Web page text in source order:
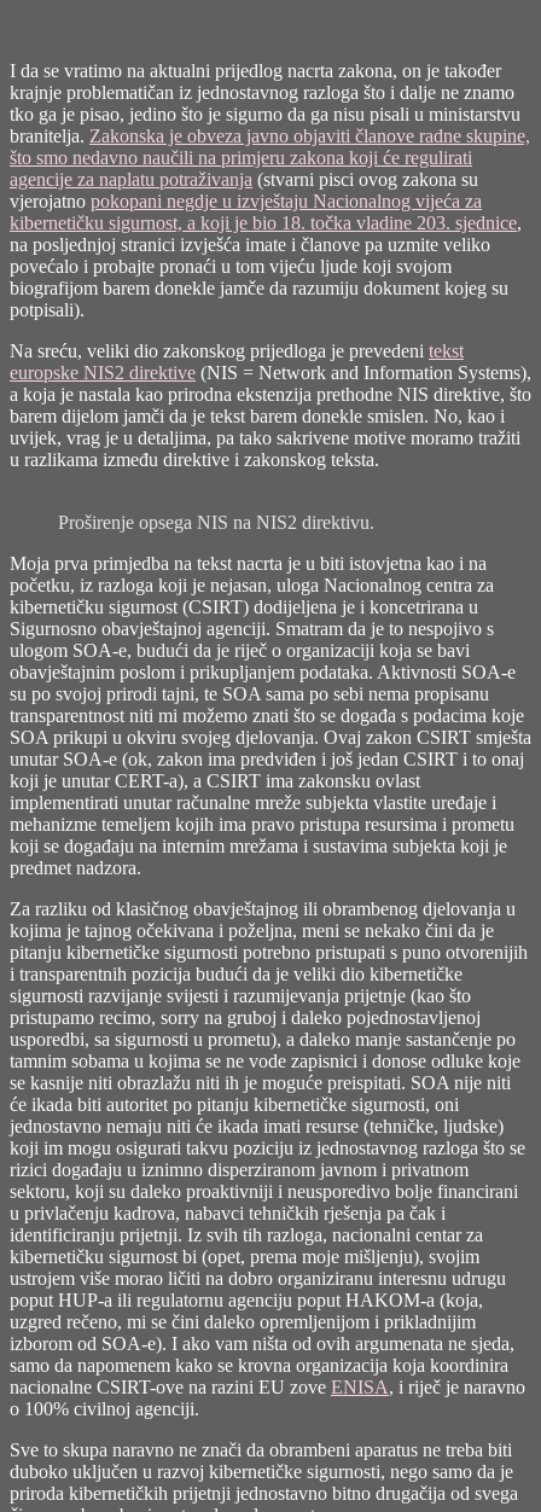
I da se vratimo na aktualni prijedlog nacrta zakona, on je također
krajnje problematičan iz jednostavnog razloga što i dalje ne znamo
tko ga je pisao, jedino što je sigurno da ga nisu pisali u ministarstvu
branitelja. Zakonska je obveza javno objaviti članove radne skupine,
što smo nedavno naučili na primjeru zakona koji će regulirati
agencije za naplatu potraživanja (stvarni pisci ovog zakona su
vjerojatno pokopani negdje u izvještaju Nacionalnog vijeća za
kibernetičku sigurnost, a koji je bio 18. točka vladine 203. sjednice,
na posljednjoj stranici izvješća imate i članove pa uzmite veliko
povećalo i probajte pronaći u tom vijeću ljude koji svojom
biografijom barem donekle jamče da razumiju dokument kojeg su
potpisali).
Na sreću, veliki dio zakonskog prijedloga je prevedeni tekst
europske NIS2 direktive (NIS = Network and Information Systems),
a koja je nastala kao prirodna ekstenzija prethodne NIS direktive, što
barem dijelom jamči da je tekst barem donekle smislen. No, kao i
uvijek, vrag je u detaljima, pa tako sakrivene motive moramo tražiti
u razlikama između direktive i zakonskog teksta.
Proširenje opsega NIS na NIS2 direktivu.
Moja prva primjedba na tekst nacrta je u biti istovjetna kao i na
početku, iz razloga koji je nejasan, uloga Nacionalnog centra za
kibernetičku sigurnost (CSIRT) dodijeljena je i koncetrirana u
Sigurnosno obavještajnoj agenciji. Smatram da je to nespojivo s
ulogom SOA-e, budući da je riječ o organizaciji koja se bavi
obavještajnim poslom i prikupljanjem podataka. Aktivnosti SOA-e
su po svojoj prirodi tajni, te SOA sama po sebi nema propisanu
transparentnost niti mi možemo znati što se događa s podacima koje
SOA prikupi u okviru svojeg djelovanja. Ovaj zakon CSIRT smješta
unutar SOA-e (ok, zakon ima predviđen i još jedan CSIRT i to onaj
koji je unutar CERT-a), a CSIRT ima zakonsku ovlast
implementirati unutar računalne mreže subjekta vlastite uređaje i
mehanizme temeljem kojih ima pravo pristupa resursima i prometu
koji se događaju na internim mrežama i sustavima subjekta koji je
predmet nadzora.
Za razliku od klasičnog obavještajnog ili obrambenog djelovanja u
kojima je tajnog očekivana i poželjna, meni se nekako čini da je
pitanju kibernetičke sigurnosti potrebno pristupati s puno otvorenijih
i transparentnih pozicija budući da je veliki dio kibernetičke
sigurnosti razvijanje svijesti i razumijevanja prijetnje (kao što
pristupamo recimo, sorry na gruboj i daleko pojednostavljenoj
usporedbi, sa sigurnosti u prometu), a daleko manje sastančenje po
tamnim sobama u kojima se ne vode zapisnici i donose odluke koje
se kasnije niti obrazlažu niti ih je moguće preispitati. SOA nije niti
će ikada biti autoritet po pitanju kibernetičke sigurnosti, oni
jednostavno nemaju niti će ikada imati resurse (tehničke, ljudske)
koji im mogu osigurati takvu poziciju iz jednostavnog razloga što se
rizici događaju u iznimno disperziranom javnom i privatnom
sektoru, koji su daleko proaktivniji i neusporedivo bolje financirani
u privlačenju kadrova, nabavci tehničkih rješenja pa čak i
identificiranju prijetnji. Iz svih tih razloga, nacionalni centar za
kibernetičku sigurnost bi (opet, prema moje mišljenju), svojim
ustrojem više morao ličiti na dobro organiziranu interesnu udrugu
poput HUP-a ili regulatornu agenciju poput HAKOM-a (koja,
uzgred rečeno, mi se čini daleko opremljenijom i prikladnijim
izborom od SOA-e). I ako vam ništa od ovih argumenata ne sjeda,
samo da napomenem kako se krovna organizacija koja koordinira
nacionalne CSIRT-ove na razini EU zove ENISA, i riječ je naravno
o 100% civilnoj agenciji.
Sve to skupa naravno ne znači da obrambeni aparatus ne treba biti
duboko uključen u razvoj kibernetičke sigurnosti, nego samo da je
priroda kibernetičkih prijetnji jednostavno bitno drugačija od svega